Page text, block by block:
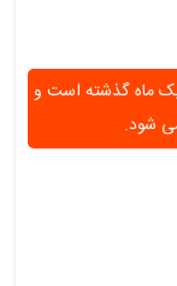
یک ماه گذشته است و
شود.